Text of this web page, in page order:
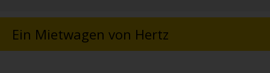
Ein Mietwagen von Hertz